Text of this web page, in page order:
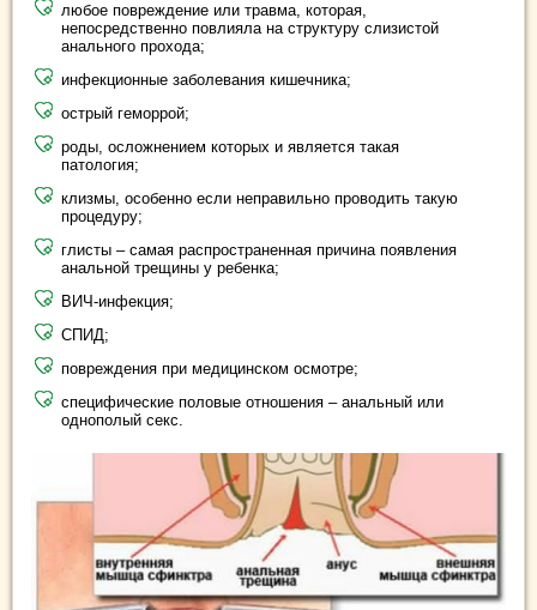
любое повреждение или травма, которая,
непосредственно повлияла на структуру слизистой
анального прохода;
инфекционные заболевания кишечника;
острый геморрой;
роды, осложнением которых и является такая
патология;
клизмы, особенно если неправильно проводить такую
процедуру;
глисты – самая распространенная причина появления
анальной трещины у ребенка;
ВИЧ-инфекция;
СПИД;
повреждения при медицинском осмотре;
специфические половые отношения – анальный или
однополый секс.